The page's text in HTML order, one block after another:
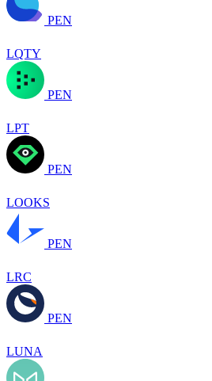
PEN
LQTY
PEN
LPT
PEN
LOOKS
PEN
LRC
PEN
LUNA